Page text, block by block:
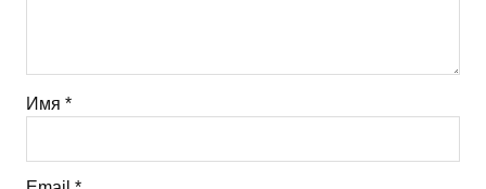
Имя *